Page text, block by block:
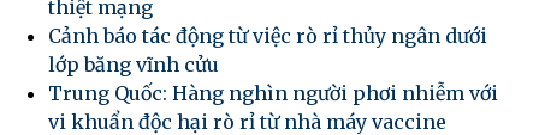
thiệt mạng
Cảnh báo tác động từ việc rò rỉ thủy ngân dưới
lớp băng vĩnh cửu
Trung Quốc: Hàng nghìn người phơi nhiễm với
vi khuẩn độc hại rò rỉ từ nhà máy vaccine